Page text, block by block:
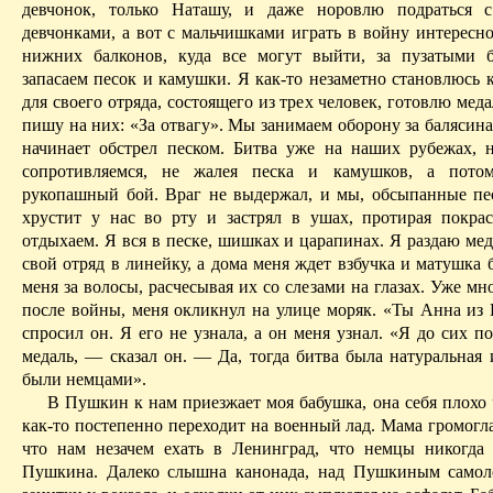
девчонок, только Наташу, и даже норовлю подраться
девчонками, а вот с мальчишками играть в войну
нижних балконов, куда все могут выйти, за пузатыми
запасаем песок и камушки. Я как-то незаметно становлюсь
для своего отряда, состоящего из трех человек, готовлю
пишу на них: «За отвагу». Мы занимаем оборону за
начинает обстрел песком. Битва уже на наших
сопротивляемся, не жалея песка и камушков, а
рукопашный бой. Враг не выдержал, и мы, обсыпанные
хрустит у нас во рту и за­стрялв ушах, протирая
отдыхаем. Я вся в песке, шишках и царапинах. Я раздаю
свой отряд в линейку, а дома меня ждет взбучкаи матушка
меня за волосы, расчесывая их со слезами на глазах. Уже
после войны, меня окликнул на улице моряк. «Ты Анна
спросил он. Я его не узнала, а он меня узнал. «Я до сих
медаль, — сказал он. — Да, тогда битва была натуральная
были немцами».
В Пушкин к нам приезжает моя бабушка, она себя плохо
как-то постепенно переходит на военный лад. Мама
что нам незачем ехать в Ленинград, что немцы
Пушкина. Далеко слышна канонада, над Пушкиным